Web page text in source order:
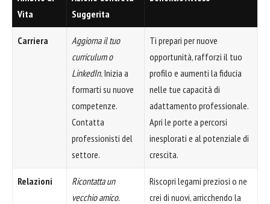
Vita
Suggerita
Carriera
Aggiorna il tuo
curriculum o
LinkedIn.Inizia a
formarti su nuove
competenze.
Contatta
professionisti del
settore.
Ti prepari per nuove
opportunità, rafforzi il tuo
profilo e aumenti la fiducia
nelle tue capacità di
adattamento professionale.
Apri le porte a percorsi
inesplorati e al potenziale di
crescita.
Relazioni
Ricontatta un
vecchio amico.
Riscopri legami preziosi o ne
crei di nuovi, arricchendo la